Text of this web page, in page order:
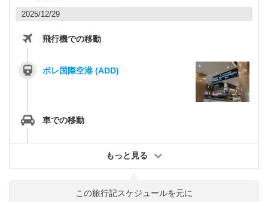
2025/12/29
飛行機での移動
ボレ国際空港 (ADD)
車での移動
もっと見る
この旅行記スケジュールを元に